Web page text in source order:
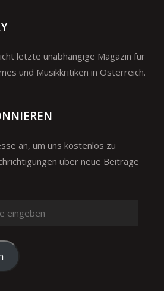
letzte unabhängige Magazin für
und Musikkritiken in Österreich.
an, um uns kostenlos zu
über neue Beiträge